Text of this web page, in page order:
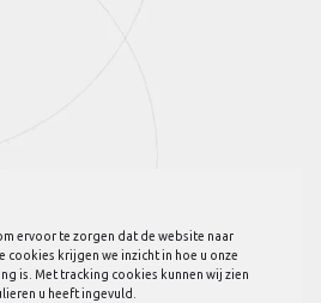
ervoor te zorgen dat de website naar
krijgen we inzicht in hoe u onze
is. Met tracking cookies kunnen wij zien
u heeft ingevuld.